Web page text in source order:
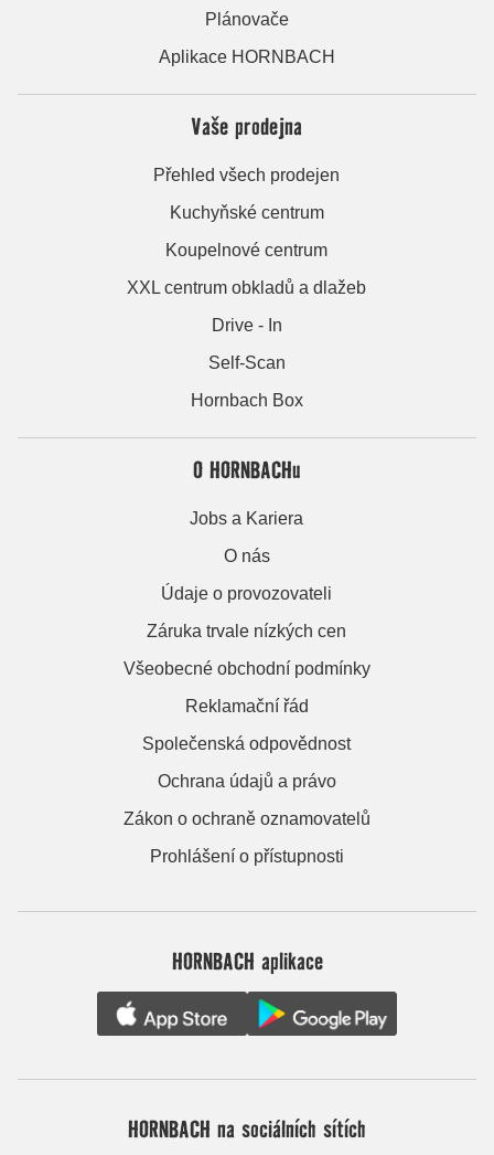
Plánovače
Aplikace HORNBACH
Vaše prodejna
Přehled všech prodejen
Kuchyňské centrum
Koupelnové centrum
XXL centrum obkladů a dlažeb
Drive - In
Self-Scan
Hornbach Box
O HORNBACHu
Jobs a Kariera
O nás
Údaje o provozovateli
Záruka trvale nízkých cen
Všeobecné obchodní podmínky
Reklamační řád
Společenská odpovědnost
Ochrana údajů a právo
Zákon o ochraně oznamovatelů
Prohlášení o přístupnosti
HORNBACH aplikace
HORNBACH na sociálních sítích